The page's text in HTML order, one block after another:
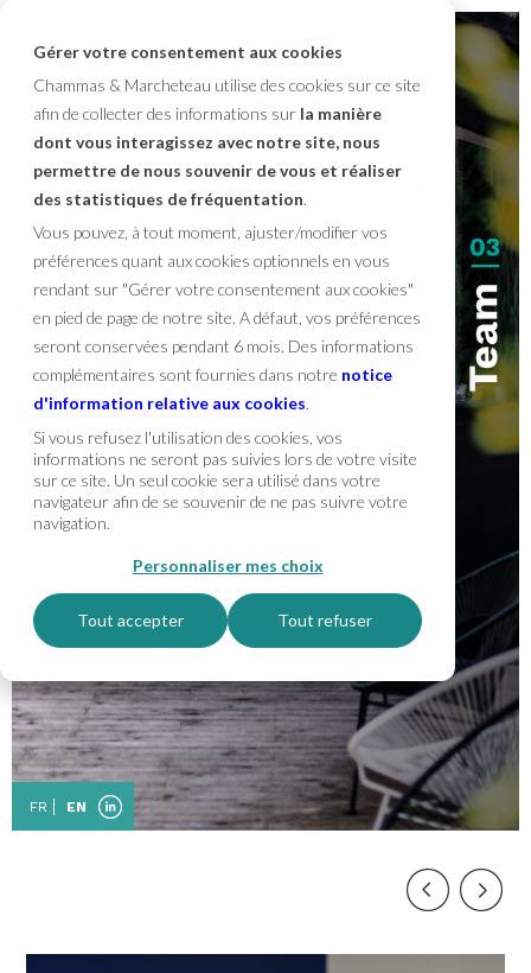
Gérer votre consentement aux cookies
Chammas & Marcheteau utilise des cookies sur ce site
afin de collecter des informations sur la manière
dont vous interagissez avec notre site, nous
permettre de nous souvenir de vous et réaliser
des statistiques de fréquentation.
Vous pouvez, à tout moment, ajuster/modifier vos
préférences quant aux cookies optionnels en vous
rendant sur "Gérer votre consentement aux cookies"
en pied de page de notre site. A défaut, vos préférences
seront conservées pendant 6 mois. Des informations
complémentaires sont fournies dans notre notice
d'information relative aux cookies.
Si vous refusez l'utilisation des cookies, vos
informations ne seront pas suivies lors de votre visite
sur ce site. Un seul cookie sera utilisé dans votre
navigateur afin de se souvenir de ne pas suivre votre
navigation.
Personnaliser mes choix
Tout accepter Tout refuser
FR EN